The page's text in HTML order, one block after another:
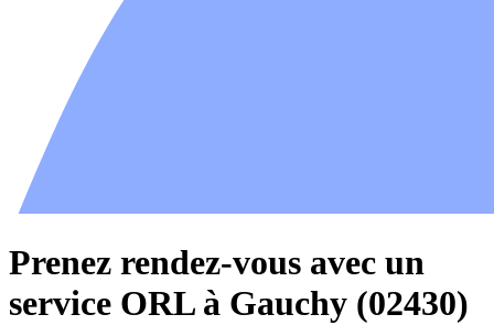
Prenez rendez-vous avec un
service ORL à Gauchy (02430)